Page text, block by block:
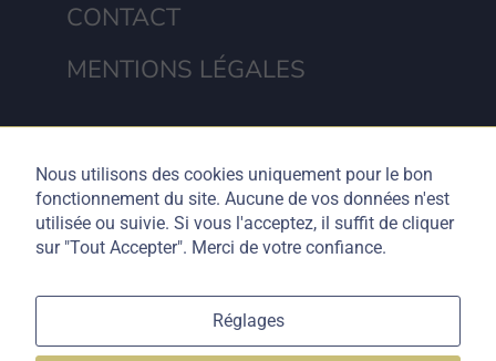
CONTACT
MENTIONS LÉGALES
Ce site est dédié à l'entreprise familiale Marcillac et fils, peintre en
bâtiment, basée à Bergerac et Bordeaux · Réalisé par
Hébergement OVH.
Nous utilisons des cookies uniquement pour le bon
fonctionnement du site. Aucune de vos données n'est
utilisée ou suivie. Si vous l'acceptez, il suffit de cliquer
sur "Tout Accepter". Merci de votre confiance.
Réglages